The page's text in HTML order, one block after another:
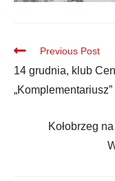
Previous Post
14 grudnia, klub
Kołobrzeg